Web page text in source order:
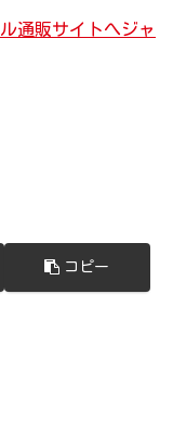
通販サイトへジャ
コピー